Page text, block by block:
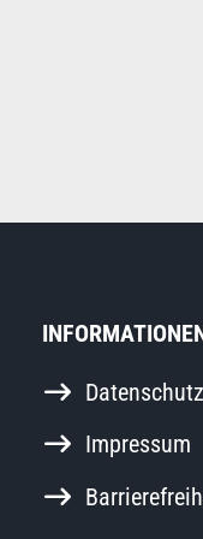
Datenschutz
Impressum